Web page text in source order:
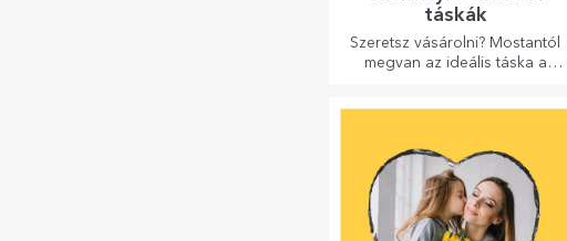
táskák
Szeretsz vásárolni? Mostantól
megvan az ideális táska a